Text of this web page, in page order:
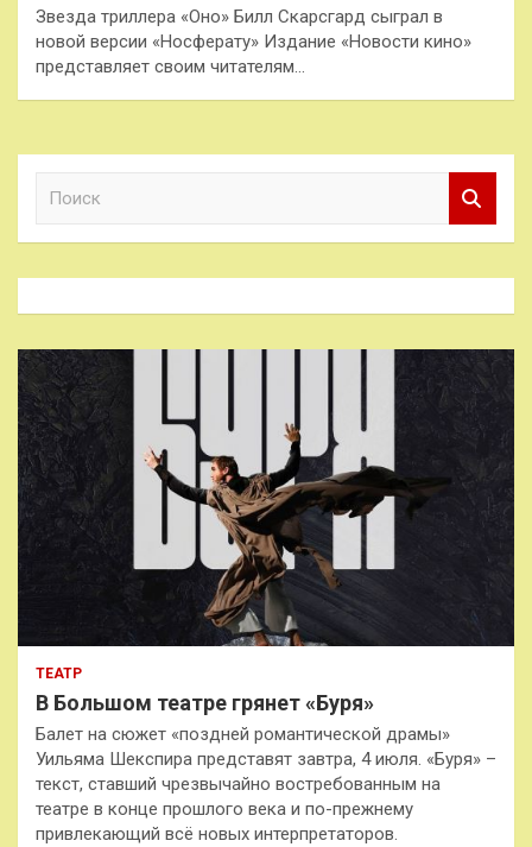
Звезда триллера «Оно» Билл Скарсгард сыграл в
новой версии «Носферату» Издание «Новости кино»
представляет своим читателям…
к
ТЕАТР
В Большом театре грянет «Буря»
Балет на сюжет «поздней романтической драмы»
Уильяма Шекспира представят завтра, 4 июля. «Буря» –
текст, ставший чрезвычайно востребованным на
театре в конце прошлого века и по-прежнему
привлекающий всё новых интерпретаторов.